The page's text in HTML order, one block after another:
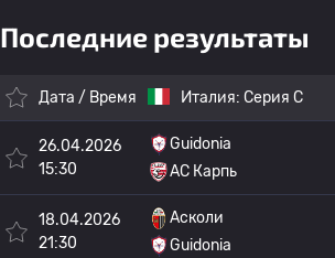
Последние результаты
Дата / Время Италия: Серия C
26.04.2026
15:30
Guidonia
АС Карпь
18.04.2026
21:30
Асколи
Guidonia